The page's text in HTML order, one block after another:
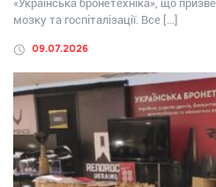
«Українська бронетехніка», що
мозку та госпіталізації. Все […]
09.07.2026